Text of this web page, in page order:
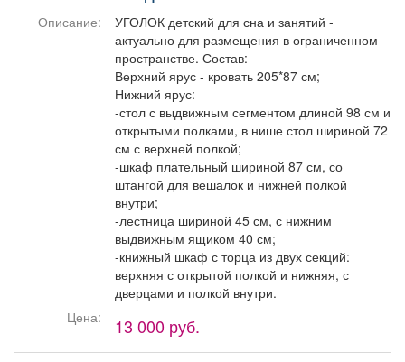
Транспорт Компании
Обучение
Поздравления
Я - пенсионер
Описание:
УГОЛОК детский для сна и занятий -
актуально для размещения в ограниченном
пространстве. Состав:
Верхний ярус - кровать 205*87 см;
Нижний ярус:
-стол с выдвижным сегментом длиной 98 см и
открытыми полками, в нише стол шириной 72
см с верхней полкой;
-шкаф плательный шириной 87 см, со
штангой для вешалок и нижней полкой
внутри;
-лестница шириной 45 см, с нижним
выдвижным ящиком 40 см;
-книжный шкаф с торца из двух секций:
верхняя с открытой полкой и нижняя, с
дверцами и полкой внутри.
Цена:
13 000 руб.